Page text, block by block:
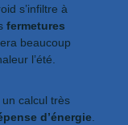
s’infiltre à
fermetures
beaucoup
l’été.
calcul très
d’énergie